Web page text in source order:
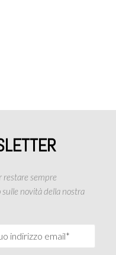
restare sempre
sulle novità della nostra